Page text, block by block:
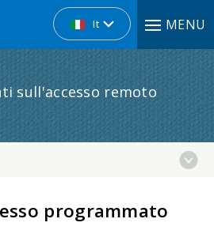
It MENU
sull'accesso remoto
programmato